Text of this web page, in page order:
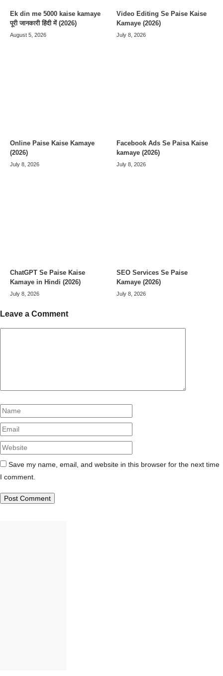
Ek din me 5000 kaise kamaye
पूरी जानकारी हिंदी में (2026)
August 5, 2026
Video Editing Se Paise Kaise
Kamaye (2026)
July 8, 2026
Online Paise Kaise Kamaye
(2026)
July 8, 2026
Facebook Ads Se Paisa Kaise
kamaye (2026)
July 8, 2026
ChatGPT Se Paise Kaise
Kamaye in Hindi (2026)
July 8, 2026
SEO Services Se Paise
Kamaye (2026)
July 8, 2026
Leave a Comment
Name
Save my name, email, and website in this browser for the next time
I comment.